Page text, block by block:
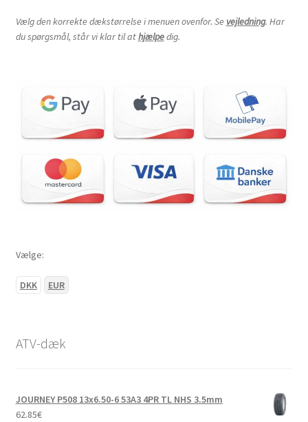
Vælg den korrekte dækstørrelse i menuen ovenfor. Se vejledning. Har
du spørgsmål, står vi klar til athjælpedig.
Vælge:
DKK EUR
ATV-dæk
JOURNEY P508 13x6.50-6 53A3 4PR TL NHS 3.5mm
62.85€